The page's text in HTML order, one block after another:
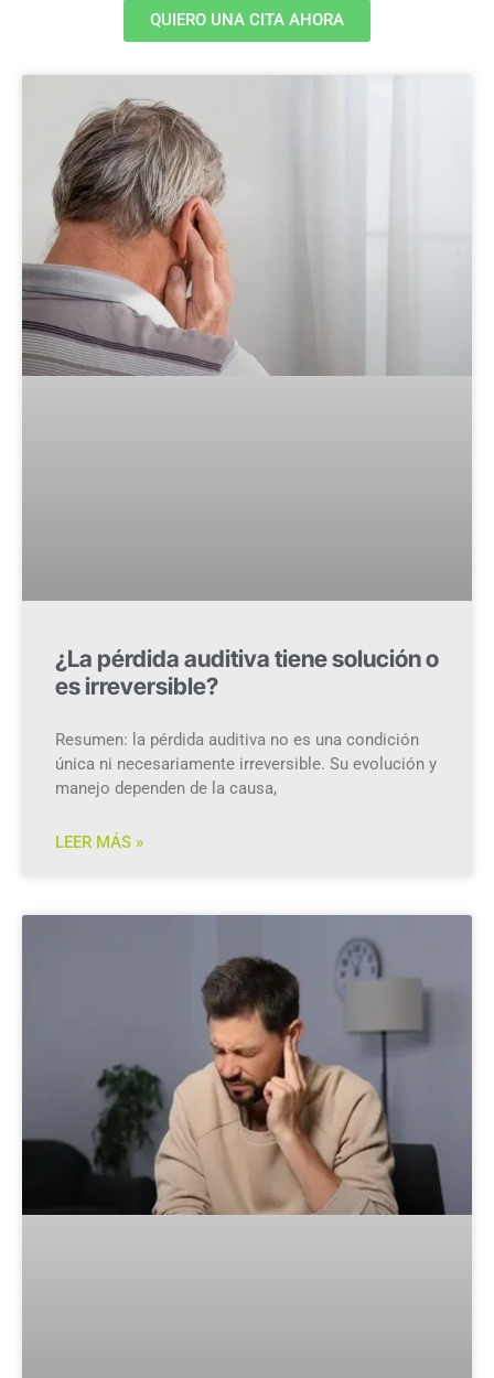
QUIERO UNA CITA AHORA
¿La pérdida auditiva tiene solución o
es irreversible?
Resumen: la pérdida auditiva no es una condición
única ni necesariamente irreversible. Su evolución y
manejo dependen de la causa,
LEER MÁS »